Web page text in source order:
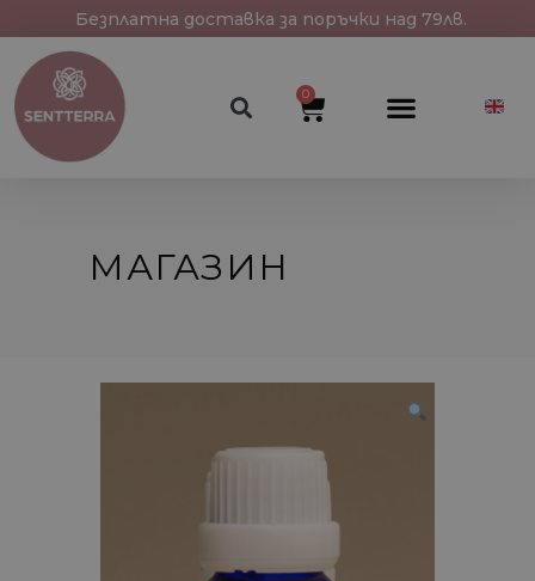
Безплатна доставка за поръчки над 79лв.
0
МАГАЗИН